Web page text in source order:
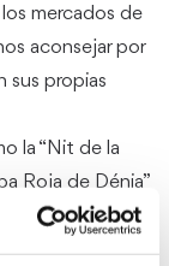
mercados de
aconsejar por
sus propias
la “Nit de la
Roja de Dénia”
su